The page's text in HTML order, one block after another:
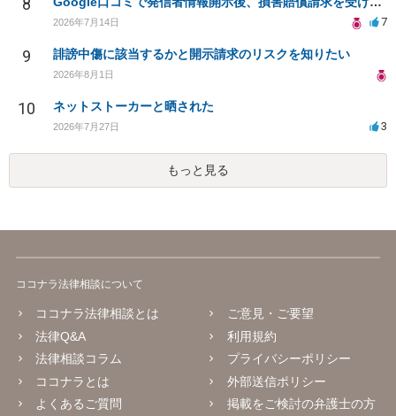
8
2026年7月14日 7
9 誹謗中傷に該当するかと開示請求のリスクを知りたい
2026年8月1日
10 ネットストーカーと晒された
2026年7月27日 3
もっと見る
ココナラ法律相談について
ココナラ法律相談とは
法律Q&A
法律相談コラム
ココナラとは
よくあるご質問
ご意見・ご要望
利用規約
プライバシーポリシー
外部送信ポリシー
掲載をご検討の弁護士の方